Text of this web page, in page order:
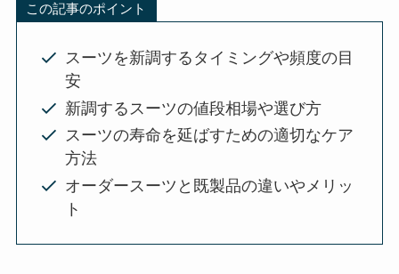
この記事のポイント
スーツを新調するタイミングや頻度の目
安
新調するスーツの値段相場や選び方
スーツの寿命を延ばすための適切なケア
方法
オーダースーツと既製品の違いやメリッ
ト